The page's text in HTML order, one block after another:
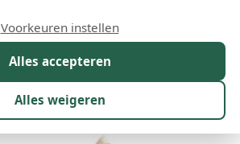
Model Kleur
Alles accepteren
Alles weigeren
Voorkeuren instellen